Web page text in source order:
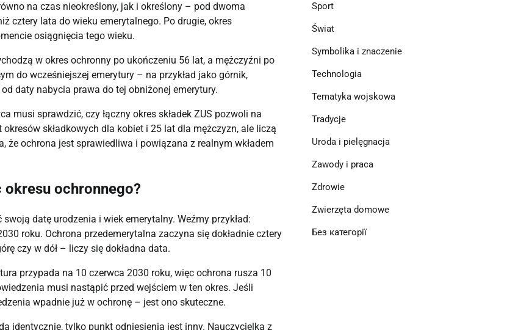
na czas nieokreślony, jak i określony – pod dwoma
cztery lata do wieku emerytalnego. Po drugie, okres
osiągnięcia tego wieku.
w okres ochronny po ukończeniu 56 lat, a mężczyźni po
do wcześniejszej emerytury – na przykład jako górnik,
daty nabycia prawa do tej obniżonej emerytury.
musi sprawdzić, czy łączny okres składek ZUS pozwoli na
składkowych dla kobiet i 25 lat dla mężczyzn, ale liczą
że ochrona jest sprawiedliwa i powiązana z realnym wkładem
ochronnego?
datę urodzenia i wiek emerytalny. Weźmy przykład:
roku. Ochrona przedemerytalna zaczyna się dokładnie cztery
czy w dół – liczy się dokładna data.
przypada na 10 czerwca 2030 roku, więc ochrona rusza 10
musi nastąpić przed wejściem w ten okres. Jeśli
wpadnie już w ochronę – jest ono skuteczne.
identycznie, tylko punkt odniesienia jest inny. Nauczycielka z
Sport
Świat
Symbolika i znaczenie
Technologia
Tematyka wojskowa
Tradycje
Uroda i pielęgnacja
Zawody i praca
Zdrowie
Zwierzęta domowe
Без категорії